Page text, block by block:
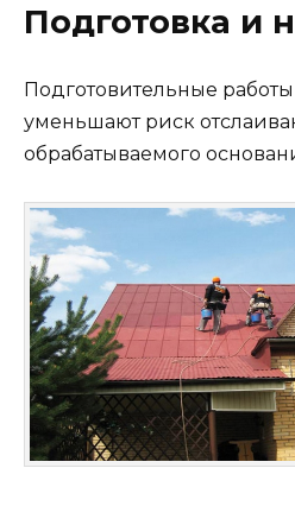
Подготовка и
Подготовительные
уменьшают риск
обрабатываемого